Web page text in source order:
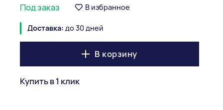
Под заказ В избранное
Доставка: до 30 дней
В корзину
Купить в 1 клик